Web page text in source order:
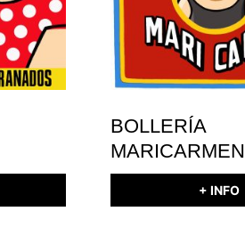
BOLLERÍA
MARICARMEN
+ INFO